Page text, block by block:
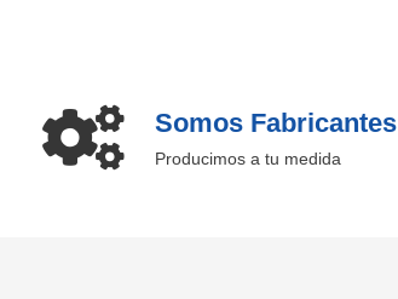
Somos Fabricantes
Producimos a tu medida